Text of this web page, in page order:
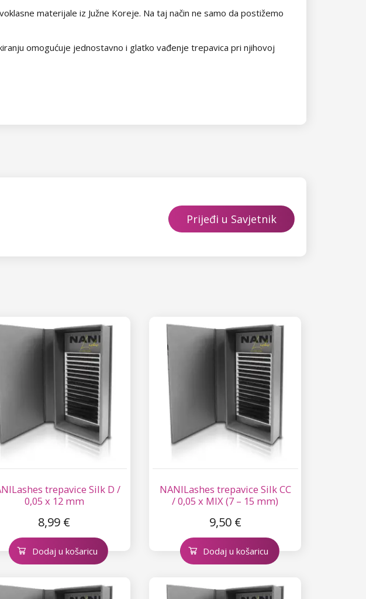
materijale iz Južne Koreje. Na taj način ne samo da postižemo
omogućuje jednostavno i glatko vađenje trepavica pri njihovoj
Prijeđi u Savjetnik
trepavice Silk D /
0,05 x 12 mm
8,99 €
Dodaj u košaricu
NANILashes trepavice Silk CC
/ 0,05 x MIX (7 – 15 mm)
9,50 €
Dodaj u košaricu